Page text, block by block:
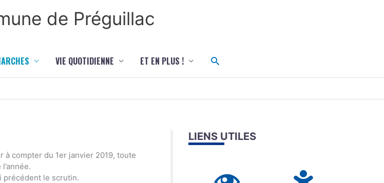
de Préguillac
VIE QUOTIDIENNE ET EN PLUS ! Rechercher
compter du 1er janvier 2019, toute
précédent le scrutin.
LIENS UTILES